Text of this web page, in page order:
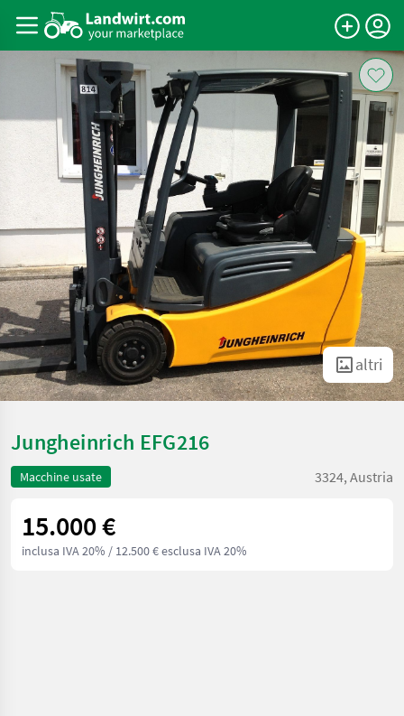
altri
Jungheinrich EFG216
Macchine usate 3324, Austria
15.000 €
inclusa IVA 20% / 12.500 € esclusa IVA 20%